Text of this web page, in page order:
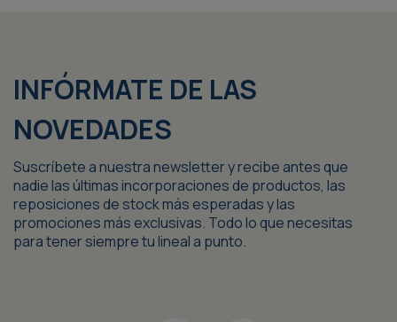
INFÓRMATE DE LAS
NOVEDADES
Suscríbete a nuestra newsletter y recibe antes que
nadie las últimas incorporaciones de productos, las
reposiciones de stock más esperadas y las
promociones más exclusivas. Todo lo que necesitas
para tener siempre tu lineal a punto.